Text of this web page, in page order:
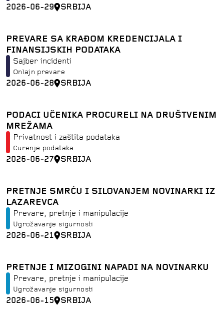
2026-06-29 SRBIJA
PREVARE SA KRAĐOM KREDENCIJALA I
FINANSIJSKIH PODATAKA
Sajber incidenti
Onlajn prevare
2026-06-28 SRBIJA
PODACI UČENIKA PROCURELI NA DRUŠTVENIM
MREŽAMA
Privatnost i zaštita podataka
Curenje podataka
2026-06-27 SRBIJA
PRETNJE SMRĆU I SILOVANJEM NOVINARKI IZ
LAZAREVCA
Prevare, pretnje i manipulacije
Ugrožavanje sigurnosti
2026-06-21 SRBIJA
PRETNJE I MIZOGINI NAPADI NA NOVINARKU
Prevare, pretnje i manipulacije
Ugrožavanje sigurnosti
2026-06-15 SRBIJA